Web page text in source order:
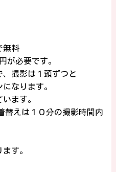
無料
が必要です。
撮影は１頭ずつと
なります。
ます。
替えは１０分の撮影時間内
す。